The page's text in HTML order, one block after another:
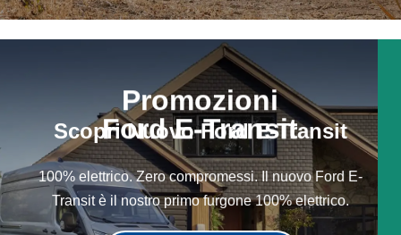
Promozioni
Ford E-Transit
Scopri Nuovo Ford E-Transit
100% elettrico. Zero compromessi. Il nuovo Ford E-
Transit è il nostro primo furgone 100% elettrico.